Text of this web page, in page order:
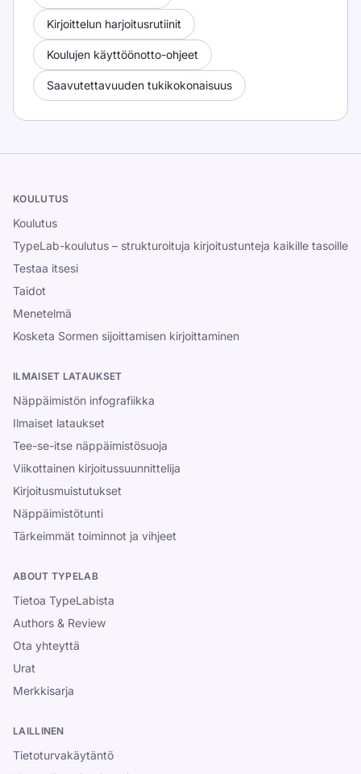
Kirjoittelun harjoitusrutiinit
Koulujen käyttöönotto-ohjeet
Saavutettavuuden tukikokonaisuus
KOULUTUS
Koulutus
TypeLab-koulutus – strukturoituja kirjoitustunteja kaikille tasoille
Testaa itsesi
Taidot
Menetelmä
Kosketa Sormen sijoittamisen kirjoittaminen
ILMAISET LATAUKSET
Näppäimistön infografiikka
Ilmaiset lataukset
Tee-se-itse näppäimistösuoja
Viikottainen kirjoitussuunnittelija
Kirjoitusmuistutukset
Näppäimistötunti
Tärkeimmät toiminnot ja vihjeet
ABOUT TYPELAB
Tietoa TypeLabista
Authors & Review
Ota yhteyttä
Urat
Merkkisarja
LAILLINEN
Tietoturvakäytäntö